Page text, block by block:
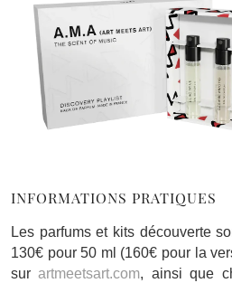
INFORMATIONS PRATIQUES
Les parfums et kits découverte
130€ pour 50 ml (160€ pour la
surartmeetsart.com, ainsi que